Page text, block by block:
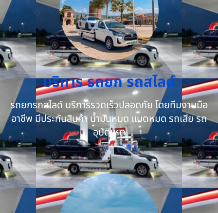
บริการ รถยก รถสไลด์
รถยกรถสไลด์ บริการรวดเร็วปลอดภัย โดยทีมงานมือ
อาชีพ มีประกันสินค้า น้ำมันหมด แบตหมด รถเสีย รถ
อุบัติเหตุ